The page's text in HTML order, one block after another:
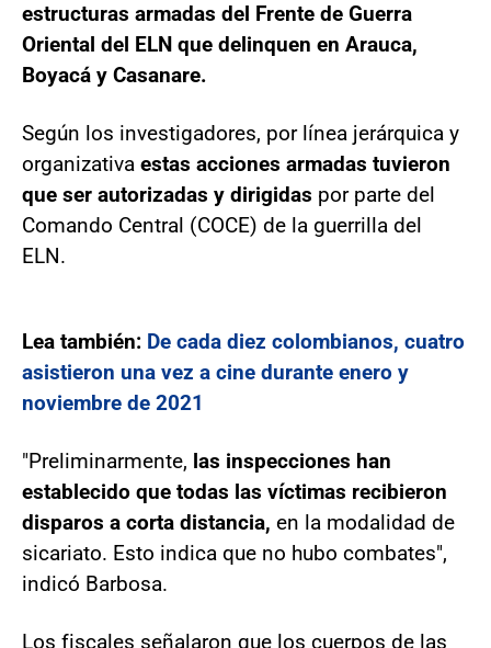
estructuras armadas del Frente de Guerra
Oriental del ELN que delinquen en Arauca,
Boyacá y Casanare.
Según los investigadores, por línea jerárquica y
organizativa estas acciones armadas tuvieron
que ser autorizadas y dirigidas por parte del
Comando Central (COCE) de la guerrilla del
ELN.
Lea también: De cada diez colombianos, cuatro
asistieron una vez a cine durante enero y
noviembre de 2021
"Preliminarmente, las inspecciones han
establecido que todas las víctimas recibieron
disparos a corta distancia, en la modalidad de
sicariato. Esto indica que no hubo combates",
indicó Barbosa.
Los fiscales señalaron que los cuerpos de las